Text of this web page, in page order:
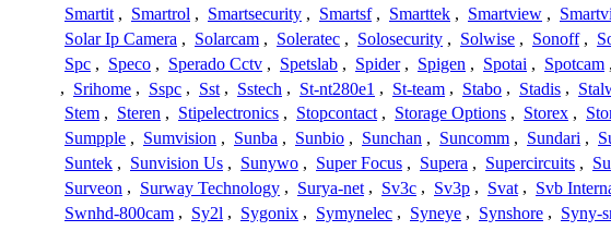
Smartit , Smartrol , Smartsecurity , Smartsf , Smarttek , Smartview ,
Solar Ip Camera , Solarcam , Soleratec , Solosecurity , Solwise , Sonoff ,
Spc , Speco , Sperado Cctv , Spetslab , Spider , Spigen , Spotai , Spotcam ,
, Srihome , Sspc , Sst , Sstech , St-nt280e1 , St-team , Stabo , Stadis ,
Stem , Steren , Stipelectronics , Stopcontact , Storage Options , Storex ,
Sumpple , Sumvision , Sunba , Sunbio , Sunchan , Suncomm , Sundari ,
Suntek , Sunvision Us , Sunywo , Super Focus , Supera , Supercircuits ,
Surveon , Surway Technology , Surya-net , Sv3c , Sv3p , Svat , Svb
Swnhd-800cam , Sy2l , Sygonix , Symynelec , Syneye , Synshore , Syny-